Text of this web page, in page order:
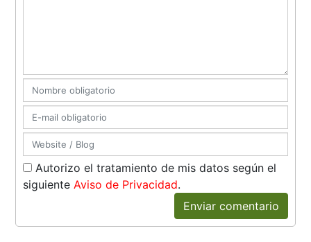
Autorizo el tratamiento de mis datos según el
siguienteAviso de Privacidad.
Enviar comentario